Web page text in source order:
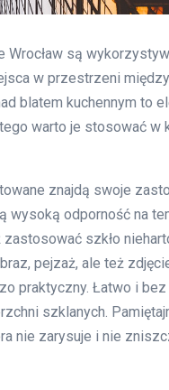
są
w przestrzeni
blatem kuchennym to
warto je stosować w
znajdą swoje
wysoką odporność na
szkło
pejzaż, ale też
praktyczny. Łatwo i bez
szklanych.
nie zarysuje i nie